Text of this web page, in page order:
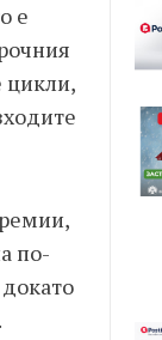
е
цикли,
по-